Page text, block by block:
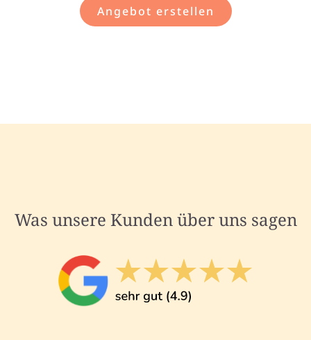
Angebot erstellen
Was unsere Kunden über uns sagen